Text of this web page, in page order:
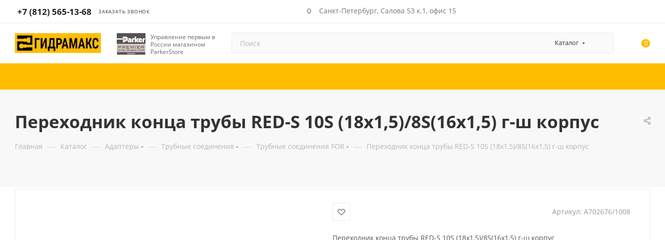
+7 (812) 565-13-68 ЗАКАЗАТЬ ЗВОНОК Санкт-Петербург, Салова 53 к.1, офис 15
Управление первым в
России магазином
ParkerStore
Каталог 0
Переходник конца трубы RED-S 10S (18x1,5)/8S(16x1,5) г-ш корпус
Главная — Каталог — Адаптеры — Трубные соединения — Трубные соединения FOR — Переходник конца трубы RED-S 10S (18x1,5)/8S(16x1,5) г-ш корпус
Артикул: A702676/1008
Переходник конца трубы RED-S 10S (18x1,5)/8S(16x1,5) г-ш корпус